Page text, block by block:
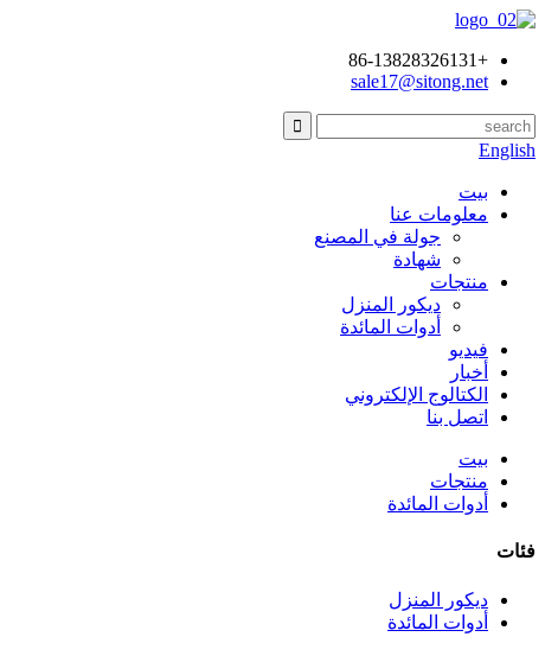
+86-13828326131
sale17@sitong.net
English
بيت
معلومات عنا
جولة في المصنع
شهادة
منتجات
ديكور المنزل
أدوات المائدة
فيديو
أخبار
الكتالوج الإلكتروني
اتصل بنا
بيت
منتجات
أدوات المائدة
فئات
ديكور المنزل
أدوات المائدة